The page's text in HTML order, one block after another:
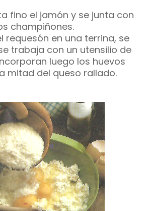
fino el jamón y se junta con
champiñones.
requesón en una terrina, se
trabaja con un utensilio de
luego los huevos
mitad del queso rallado.